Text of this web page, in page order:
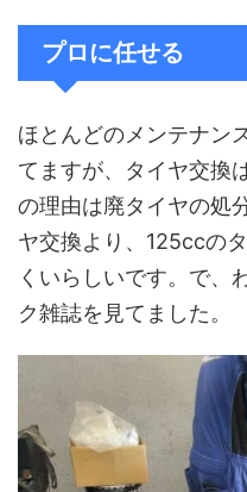
プロに任せる
ほとんどのメンテナン
てますが、タイヤ交換
の理由は廃タイヤの処
ヤ交換より、125ccの
くいらしいです。で、
ク雑誌を見てました。